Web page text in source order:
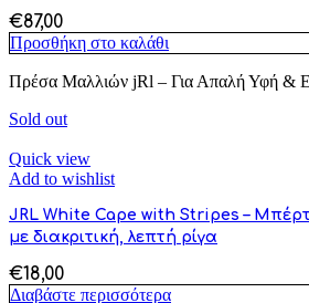
€87,00
Προσθήκη στο καλάθι
Πρέσα Μαλλιών jRl – Για Απαλή Υφή &
Sold out
Quick view
Add to wishlist
JRL White Cape with Stripes –
με διακριτική, λεπτή ρίγα
€18,00
Διαβάστε περισσότερα